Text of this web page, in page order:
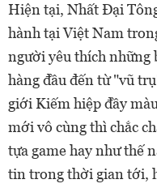
Hiện tại, Nhất Đại
hành tại Việt Nam
người yêu thích những
hàng đầu đến từ "vũ
giới Kiếm hiệp đầy
mới vô cùng thì chắc
tựa game hay như thế
tin trong thời gian tới,